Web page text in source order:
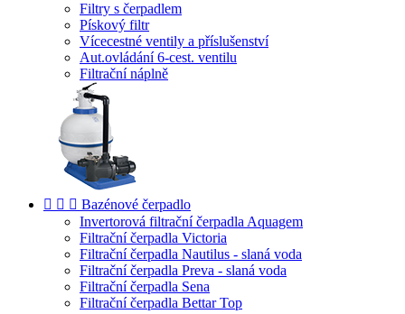
Filtry s čerpadlem
Pískový filtr
Vícecestné ventily a příslušenství
Aut.ovládání 6-cest. ventilu
Filtrační náplně
   Bazénové čerpadlo
Invertorová filtrační čerpadla Aquagem
Filtrační čerpadla Victoria
Filtrační čerpadla Nautilus - slaná voda
Filtrační čerpadla Preva - slaná voda
Filtrační čerpadla Sena
Filtrační čerpadla Bettar Top